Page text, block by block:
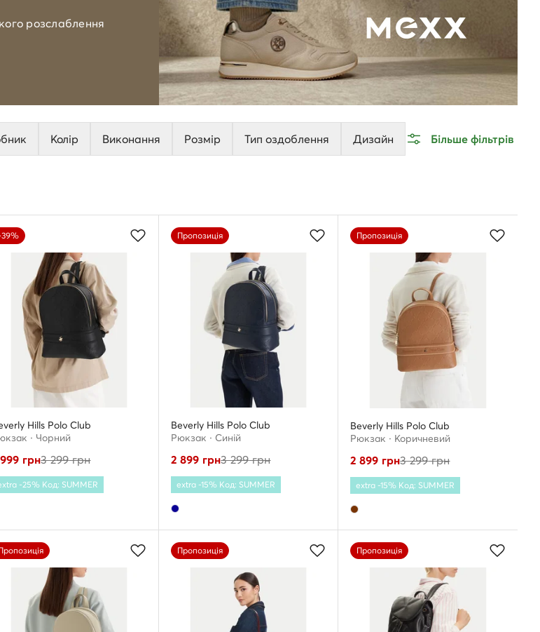
розслаблення
Колір Виконання Розмір Тип оздоблення Дизайн Більше фільтрів
Hills Polo Club
· Чорний
грн3 299грн
-25% Код: SUMMER
Пропозиція
Beverly Hills Polo Club
Рюкзак · Cиній
2 899 грн3 299грн
extra -15% Код: SUMMER
Пропозиція
Beverly Hills Polo Club
Рюкзак · Коричневий
2 899 грн3 299грн
extra -15% Код: SUMMER
Пропозиція Пропозиція